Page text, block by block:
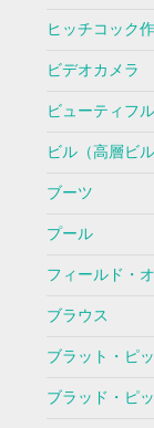
ヒッチコック
ビデオカメラ
ビューティフ
ビル（高層ビル
ブーツ
プール
フィールド・
ブラウス
ブラット・ピ
ブラッド・ピ